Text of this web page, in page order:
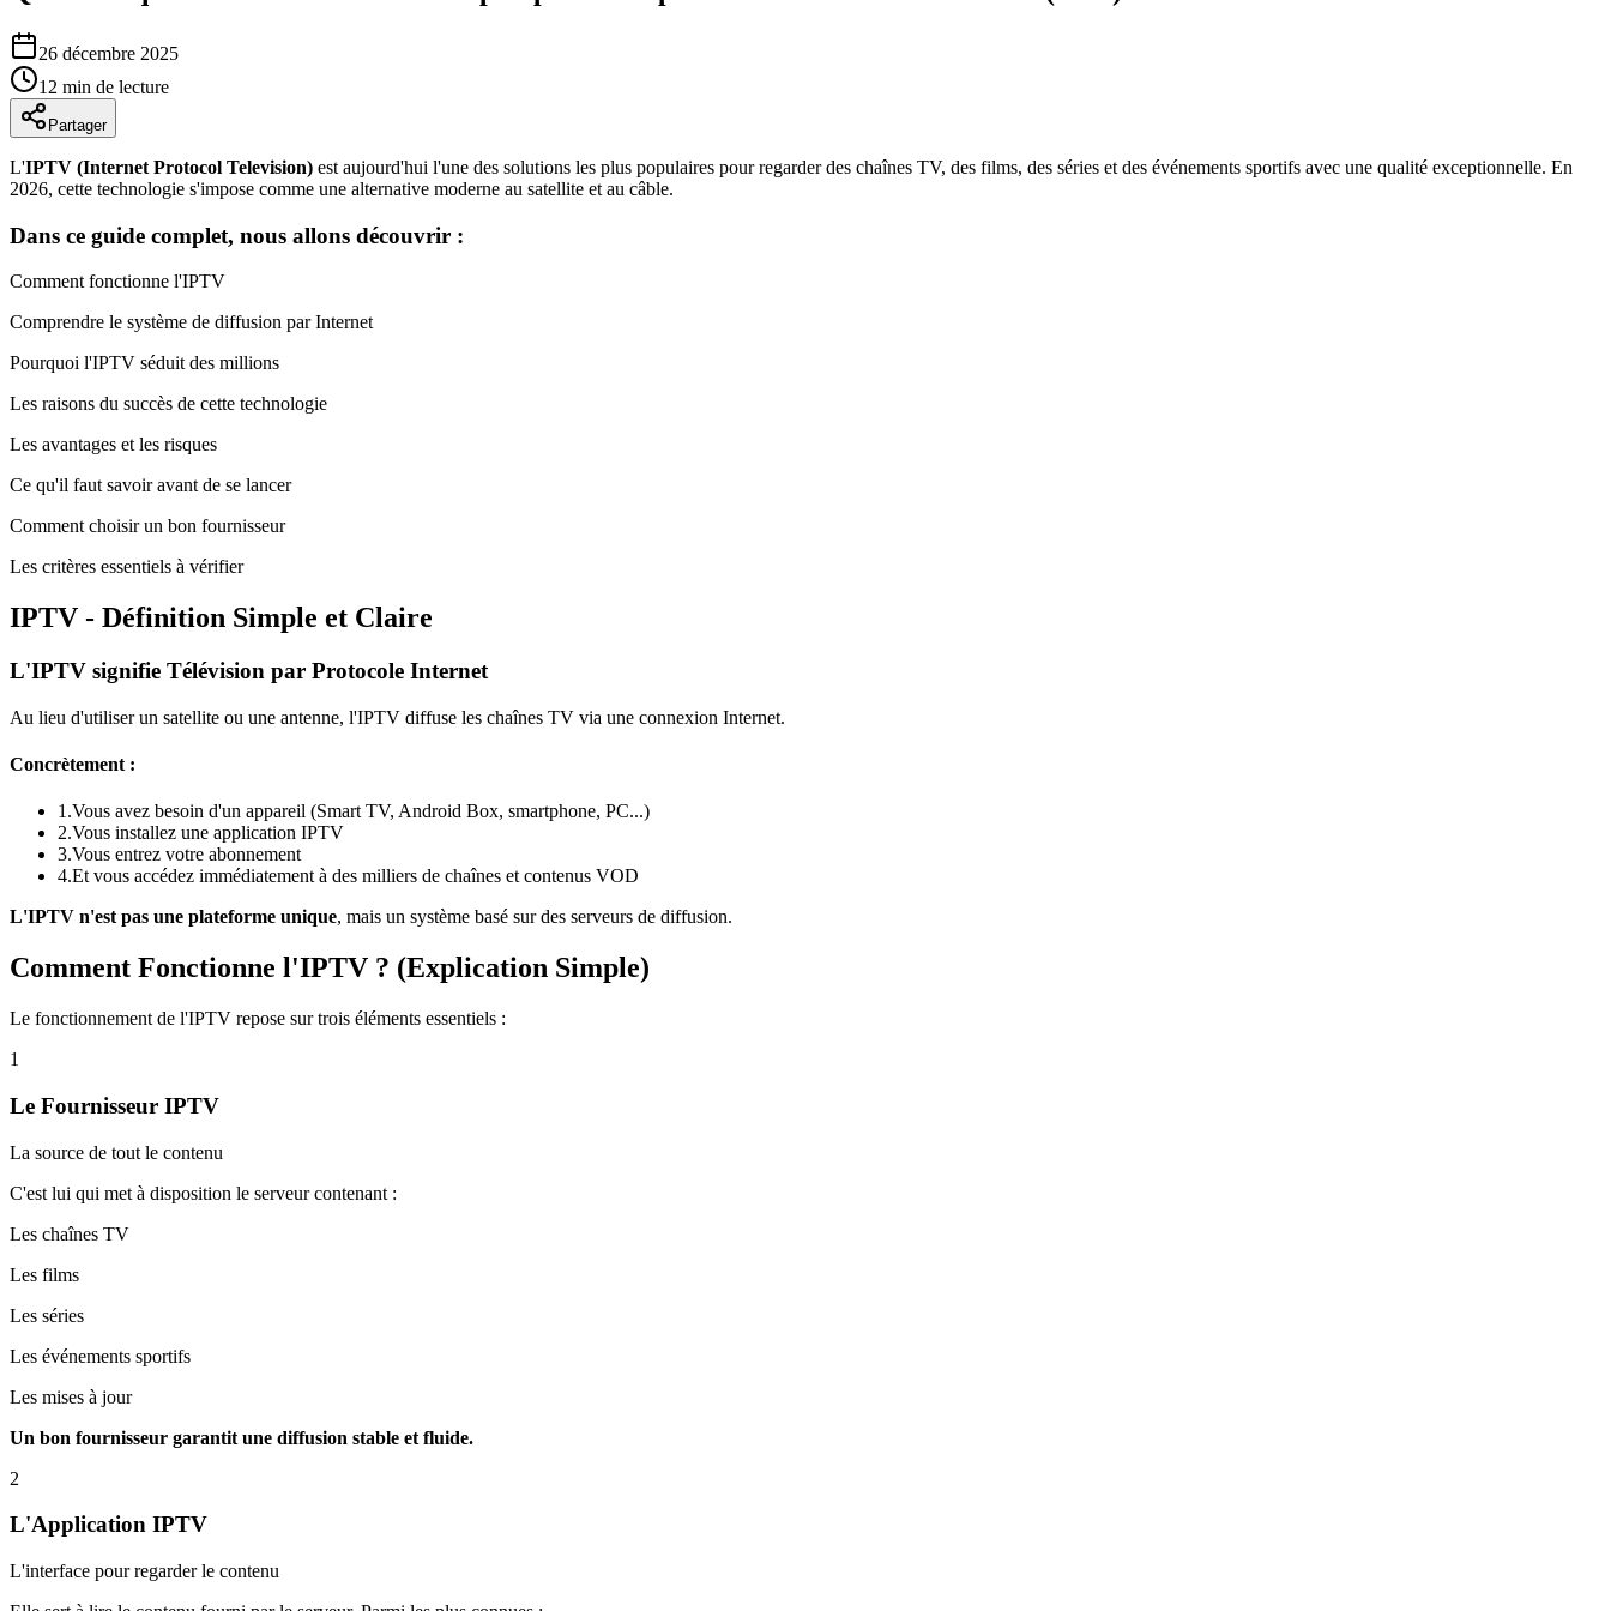
26 décembre 2025
12 min de lecture
Partager
L'IPTV (Internet Protocol Television) est aujourd'hui l'une des solutions les plus populaires pour regarder des chaînes TV, des films, des séries et des événements sportifs avec une qualité exceptionnelle. En
2026, cette technologie s'impose comme une alternative moderne au satellite et au câble.
Dans ce guide complet, nous allons découvrir :
Comment fonctionne l'IPTV
Comprendre le système de diffusion par Internet
Pourquoi l'IPTV séduit des millions
Les raisons du succès de cette technologie
Les avantages et les risques
Ce qu'il faut savoir avant de se lancer
Comment choisir un bon fournisseur
Les critères essentiels à vérifier
IPTV - Définition Simple et Claire
L'IPTV signifie Télévision par Protocole Internet
Au lieu d'utiliser un satellite ou une antenne, l'IPTV diffuse les chaînes TV via une connexion Internet.
Concrètement :
1.Vous avez besoin d'un appareil (Smart TV, Android Box, smartphone, PC...)
2.Vous installez une application IPTV
3.Vous entrez votre abonnement
4.Et vous accédez immédiatement à des milliers de chaînes et contenus VOD
L'IPTV n'est pas une plateforme unique, mais un système basé sur des serveurs de diffusion.
Comment Fonctionne l'IPTV ? (Explication Simple)
Le fonctionnement de l'IPTV repose sur trois éléments essentiels :
1
Le Fournisseur IPTV
La source de tout le contenu
C'est lui qui met à disposition le serveur contenant :
Les chaînes TV
Les films
Les séries
Les événements sportifs
Les mises à jour
Un bon fournisseur garantit une diffusion stable et fluide.
2
L'Application IPTV
L'interface pour regarder le contenu